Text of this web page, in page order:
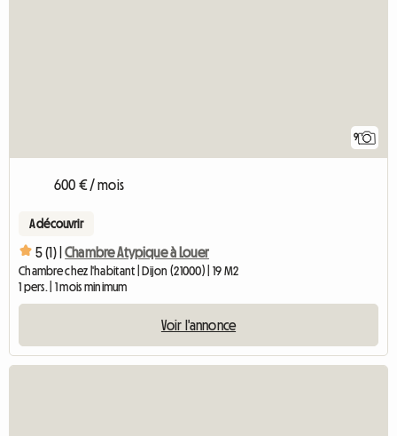
9
600 € / mois
A découvrir
5 (1) | Chambre Atypique à Louer
Chambre chez l'habitant | Dijon (21000) | 19 M2
1 pers. | 1 mois minimum
Voir l'annonce